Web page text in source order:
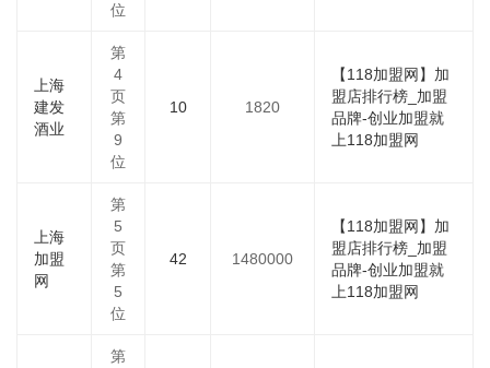
位
上海
建发
酒业
第
4
页
第
9
位
10 1820
【118加盟网】加
盟店排行榜_加盟
品牌-创业加盟就
上118加盟网
上海
加盟
网
第
5
页
第
5
位
42 1480000
【118加盟网】加
盟店排行榜_加盟
品牌-创业加盟就
上118加盟网
第